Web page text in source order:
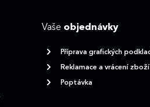
Vaše objednávky
Příprava grafických
Reklamace a vrácení zboží
Poptávka